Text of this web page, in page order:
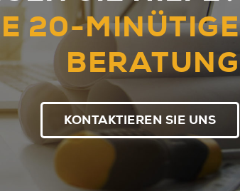
20-MINÜTIGE
BERATUNG
KONTAKTIEREN SIE UNS